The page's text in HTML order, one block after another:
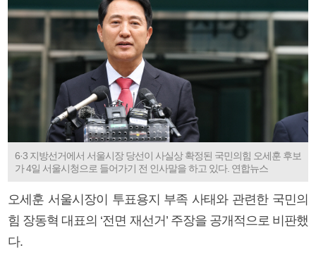
6·3 지방선거에서 서울시장 당선이 사실상 확정된 국민의힘 오세훈 후보
가 4일 서울시청으로 들어가기 전 인사말을 하고 있다. 연합뉴스
오세훈 서울시장이 투표용지 부족 사태와 관련한 국민의
힘 장동혁 대표의 ‘전면 재선거’ 주장을 공개적으로 비판했
다.